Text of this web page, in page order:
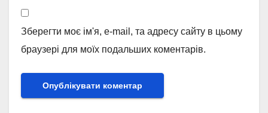
Зберегти моє ім'я, e-mail, та адресу сайту в цьому
браузері для моїх подальших коментарів.